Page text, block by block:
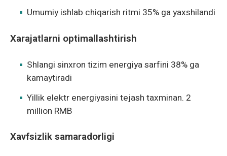
Umumiy ishlab chiqarish ritmi 35% ga yaxshilandi
Xarajatlarni optimallashtirish
Shlangi sinxron tizim energiya sarfini 38% ga
kamaytiradi
Yillik elektr energiyasini tejash taxminan. 2
million RMB
Xavfsizlik samaradorligi